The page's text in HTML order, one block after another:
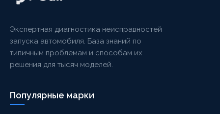
Экспертная диагностика неисправностей
запуска автомобиля. База знаний по
типичным проблемам и способам их
решения для тысяч моделей.
Популярные марки